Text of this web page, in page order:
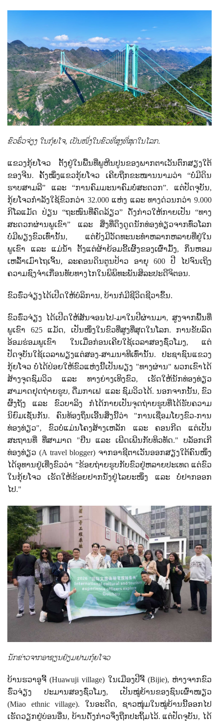
ຂົວຮົ່ວຈ່ຽງ ໃນກຸ້ຍໂຈ, ເປັນໜຶ່ງໃນຂົວທີ່ສູງທີ່ສຸດໃນໂລກ.
ແຂວງກຸ້ຍໂຈວ ຕັ້ງຢູ່ໃນພື້ນທີ່ພູຫີນປູນຂອງພາກຕາເວັນຕົກສຽງໃຕ້
ຂອງຈີນ. ຄັ້ງໝຶ່ງແຂວກຸ້ຍໂຈວ ເຄີຍຖືກຂະໜານນາມວ່າ “ບໍ່ມີດິນ
ຮາບສາມລີ” ແລະ “ການຄົມມະນາຄົມບໍ່ສະດວກ”. ແຕ່ປັດຈຸບັນ,
ກຸ້ຍໂຈວກຳລັງໃຊ້ຂົວກວ່າ 32.000 ແຫ່ງ ແລະ ທາງດ່ວນກວ່າ 9.000
ກິໂລແມັດ ປ່ຽນ “ຖະໜົນທີ່ຄົດລ້ຽວ” ດັ່ງກ່າວໃຫ້ກາຍເປັນ “ທາງ
ສະດວກຜ່ານພູເຂົາ” ແລະ ສິ່ງທີ່ດຶງດູດນັກທ່ອງທ່ຽວຈາກທົ່ວໂລກ
ບໍ່ມີພຽງຂົວເທົ່ານັ້ນ, ແຕ່ຍັງມີວັດທະນະທຳຫລາກຫລາຍທີ່ຢູ່ໃນ
ພູເຂົາ ແລະ ແມ່ນ້ຳ ຕັ້ງແຕ່ຜ້າຍ້ອມຂີ້ເຜິ້ງຂອງເຜົ່າມົ້ງ, ກິ່ນຫອມ
ເຫລົ້າເມົາໄຖເຈິ້ນ, ລະຄອນດິນຕູນປ້າວ ອາຍຸ 600 ປີ ໄປຈົນເຖິງ
ຄວາມຊົງຈຳເກື່ອນທັບທາງໄກໃນພິພິທະພັນສິລະປະດີຈິຕອນ.
ຂົວຮົ່ວຈ່ຽງໄດ້ເປີດໃຫ້ບໍລິການ, ບ້ານກໍມີຊີວິດຊີວາຂຶ້ນ.
ຂົວຮົ່ວຈ່ຽງ ໄດ້ເປີດໃຫ້ສັນຈອນໄປ-ມາໃນປີຜ່ານມາ, ສູງຈາກພື້ນທີ່
ພູເຂົາ 625 ແມັດ, ເປັນໜຶ່ງໃນຂົວທີ່ສູງທີ່ສຸດໃນໂລກ. ການຂັບລົດ
ອ້ອມຮ່ອມພູເຂົາ ໃນເມື່ອກ່ອນເຄີຍໃຊ້ເວລາສອງຊົ່ວໂມງ, ແຕ່
ປັດຈຸບັນໃຊ້ເວລາພຽງແຕ່ສອງ-ສາມນາທີເທົ່ານັ້ນ. ປະຊາຊົນແຂວງ
ກຸ້ຍໂຈວ ບໍ່ໄດ້ປ່ອຍໃຫ້ຂົວແຫ່ງນີ້ເປັນພຽງ "ທາງຜ່ານ" ພວກເຂົາໄດ້
ສ້າງຈຸດຊົມວິວ ແລະ ທາງຍ່າງເທິງຂົວ, ເຮັດໃຫ້ນັກທ່ອງທ່ຽວ
ສາມາດຢຸດຖ່າຍຮູບ, ດື່ມກາເຟ ແລະ ຊົມວິວໄດ້. ນອກຈາກນັ້ນ, ຂົວ
ຜິ້ງຖັງ ແລະ ຂົວບາລິງ ກໍໄດ້ກາຍເປັນຈຸດຖ່າຍຮູບທີ່ໄດ້ຮັບຄວາມ
ນິຍົມເຊັ່ນກັນ. ຄົນທ້ອງຖິ່ນເອີ້ນສິ່ງນີ້ວ່າ "ການເຊື່ອມໂຍງຂົວ-ການ
ທ່ອງທ່ຽວ", ຂົວບໍ່ແມ່ນໂຄງສ້າງເຫລັກ ແລະ ຄອນກີດ ແຕ່ເປັນ
ສະຖານທີ່ ທີ່ສາມາດ "ຢືນ ແລະ ເພີດເພີນກັບທິວທັດ." ບລັອກເກີ
ທ່ອງທ່ຽວ (A travel blogger) ຈາກອາຊີຕາເວັນອອກສຽງໃຕ້ຄົນໜຶ່ງ
ໄດ້ອຸທານຢູ່ເທີ່ງຂົວວ່າ ”ຂ້ອຍຖ່າຍຮູບກັບຂົວຢູ່ຫລາຍປະເທດ ແຕ່ຂົວ
ໃນກຸ້ຍໂຈວ ເຮັດໃຫ້ຂ້ອຍຢາກນັ່ງຢູ່ໄລຍະໜຶ່ງ ແລະ ບໍ່ຢາກອອກ
ໄປ."
ນັກຂ່າວຈາກອາຊຽນຢ້ຽມຢາມກຸ້ຍໂຈວ
ບ້ານຮວາອູຈີ້ (Huawuji village) ໃນເມືອງປີຈີ້ (Bijie), ຫ່າງຈາກຂົວ
ຮົ່ວຈ່ຽງ ປະມານສອງຊົ່ວໂມງ, ເປັນໝູ່ບ້ານຂອງຊົນເຜົ່າໜຽວ
(Miao ethnic village). ໃນອະດີດ, ຊາວໜຸ່ມໃນໝູ່ບ້ານນີ້ອອກໄປ
ເຮັດວຽກຢູ່ບ່ອນອື່ນ, ບ້ານດັ່ງກ່າວຈຶ່ງຖືກປະຖິ້ມໄວ້. ແຕ່ປັດຈຸບັນ, ໄດ້